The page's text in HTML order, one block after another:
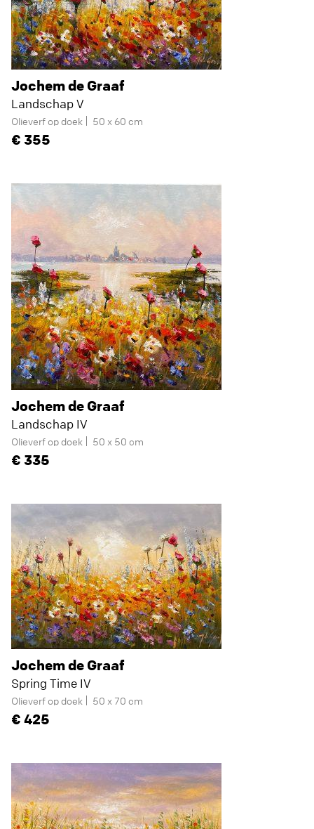
Jochem de Graaf
Landschap V
Olieverf op doek 50 x 60 cm
355
Jochem de Graaf
Landschap IV
Olieverf op doek 50 x 50 cm
335
Jochem de Graaf
Spring Time IV
Olieverf op doek 50 x 70 cm
425